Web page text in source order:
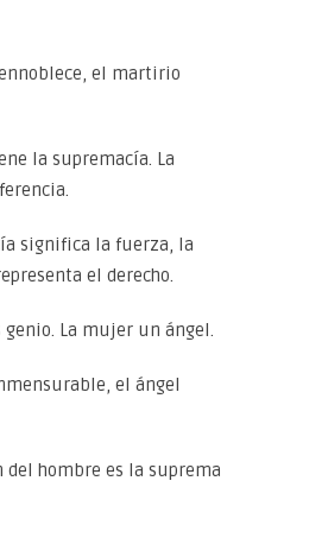
el martirio
la supremacía. La
significa la fuerza, la
el derecho.
genio. La mujer un ángel.
el ángel
del hombre es la suprema